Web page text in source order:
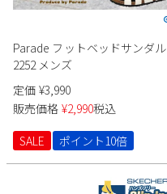
Parade フットベッドサンダル
2252 メンズ
定価 ¥3,990
販売価格 ¥2,990税込
SALE
ポイント10倍